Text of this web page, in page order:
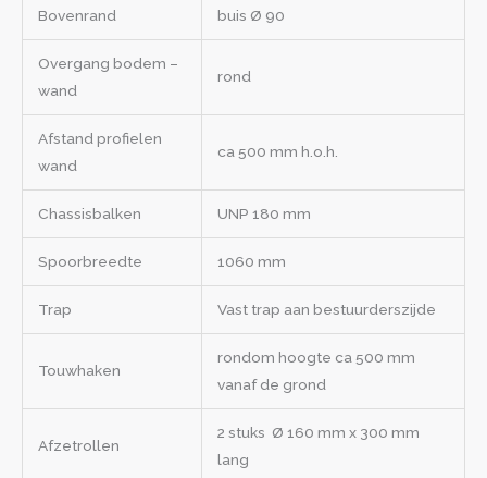
Bovenrand buis Ø 90
Overgang bodem –
wand
rond
Afstand profielen
wand
ca 500 mm h.o.h.
Chassisbalken UNP 180 mm
Spoorbreedte 1060 mm
Trap Vast trap aan bestuurderszijde
Touwhaken
rondom hoogte ca 500 mm
vanaf de grond
Afzetrollen
2 stuks Ø 160 mm x 300 mm
lang